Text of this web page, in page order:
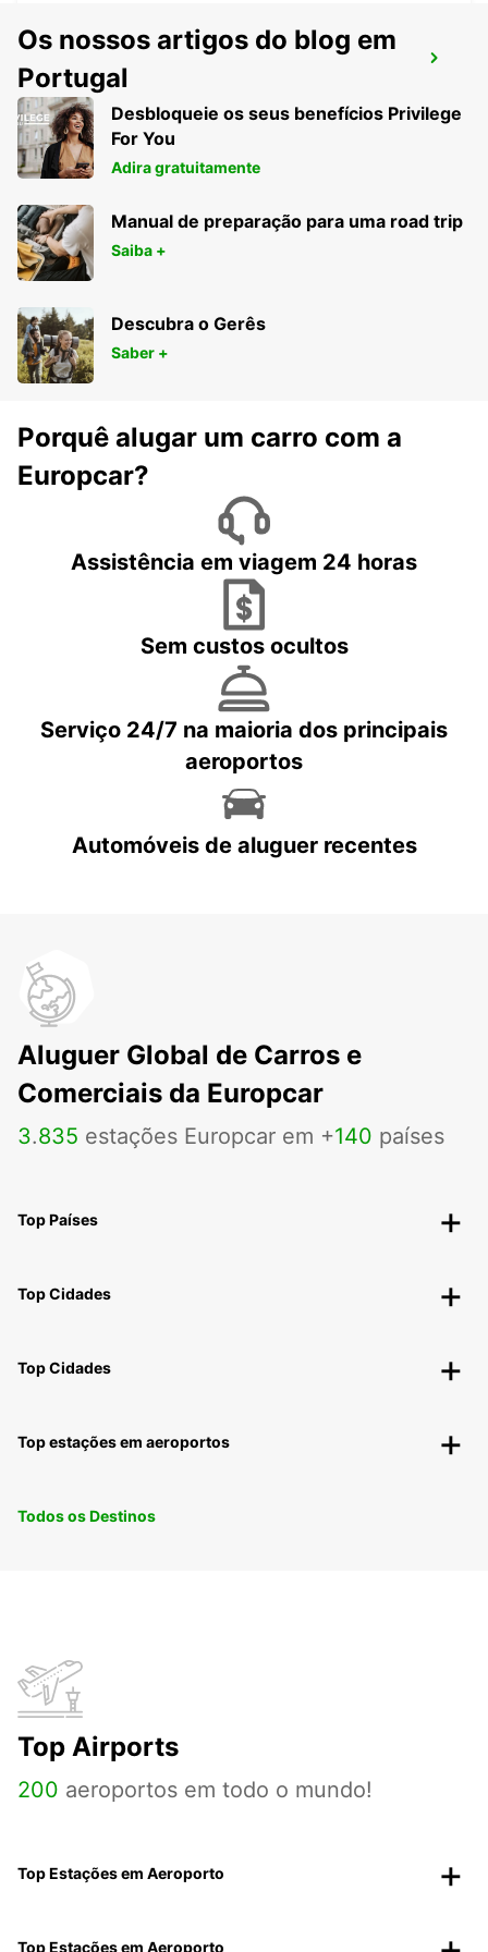
MOSSEL BAY
MOSSEL BAY - SOUTH AFRICA
Os nossos artigos do blog em
Portugal
Desbloqueie os seus benefícios Privilege
For You
Adira gratuitamente
Manual de preparação para uma road trip
Saiba +
Descubra o Gerês
Saber +
Porquê alugar um carro com a
Europcar?
Assistência em viagem 24 horas
Sem custos ocultos
Serviço 24/7 na maioria dos principais
aeroportos
Automóveis de aluguer recentes
Aluguer Global de Carros e
Comerciais da Europcar
3.835 estações Europcar em +140 países
Top Países
Top Cidades
Top Cidades
Top estações em aeroportos
Todos os Destinos
Top Airports
200 aeroportos em todo o mundo!
Top Estações em Aeroporto
Top Estações em Aeroporto